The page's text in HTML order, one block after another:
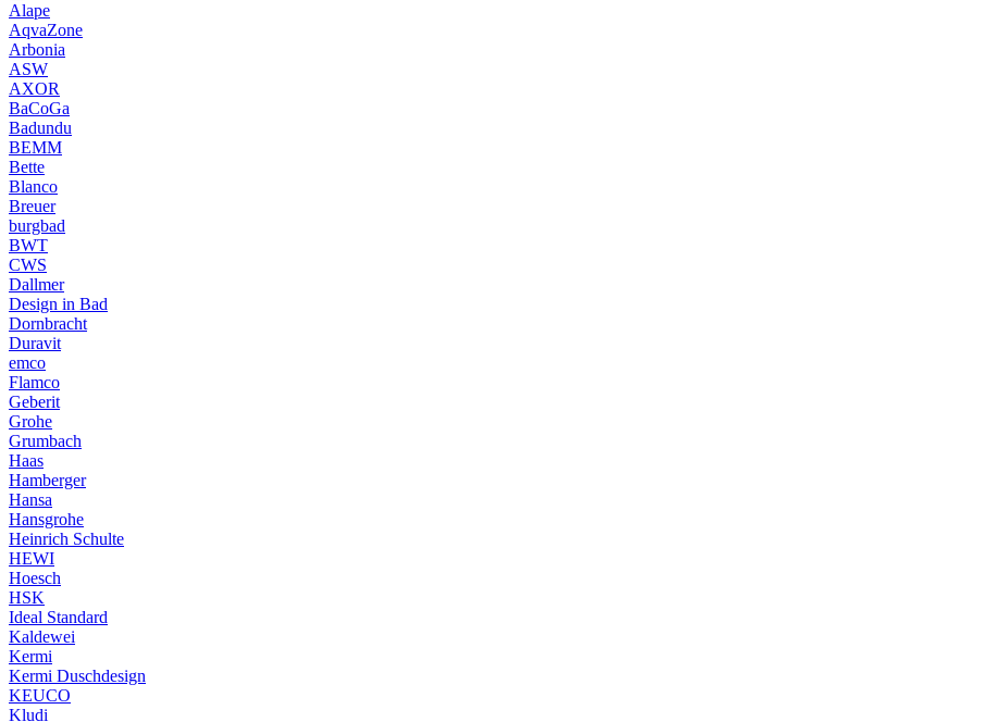
Alape
AqvaZone
Arbonia
ASW
AXOR
BaCoGa
Badundu
BEMM
Bette
Blanco
Breuer
burgbad
BWT
CWS
Dallmer
Design in Bad
Dornbracht
Duravit
emco
Flamco
Geberit
Grohe
Grumbach
Haas
Hamberger
Hansa
Hansgrohe
Heinrich Schulte
HEWI
Hoesch
HSK
Ideal Standard
Kaldewei
Kermi
Kermi Duschdesign
KEUCO
Kludi